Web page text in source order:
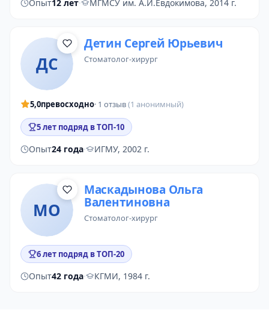
Опыт12 лет· МГМСУ им. А.И.Евдокимова, 2014 г.
ДС
Детин Сергей Юрьевич
стоматолог-хирург
5,0превосходно· 1 отзыв(1 анонимный)
5 лет подряд в ТОП-10
Опыт24 года· ИГМУ, 2002 г.
МО
Маскадынова Ольга
Валентиновна
стоматолог-хирург
6 лет подряд в ТОП-20
Опыт42 года· КГМИ, 1984 г.